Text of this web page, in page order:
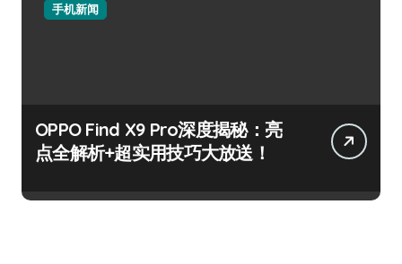
手机新闻
OPPO Find X9 Pro深度揭秘：亮
点全解析+超实用技巧大放送！